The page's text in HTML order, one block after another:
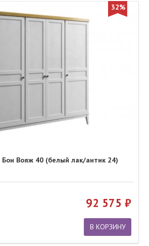
32%
Вояж 40 (белый лак/антик 24)
92 575
В КОРЗИНУ